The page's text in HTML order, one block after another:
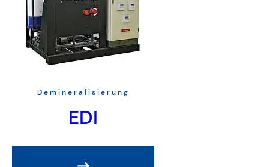
Demineralisierung
EDI